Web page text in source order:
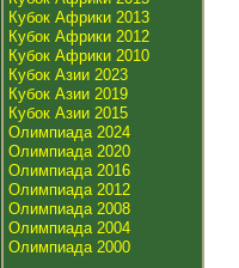
Кубок Африки 2013
Кубок Африки 2012
Кубок Африки 2010
Кубок Азии 2023
Кубок Азии 2019
Кубок Азии 2015
Олимпиада 2024
Олимпиада 2020
Олимпиада 2016
Олимпиада 2012
Олимпиада 2008
Олимпиада 2004
Олимпиада 2000